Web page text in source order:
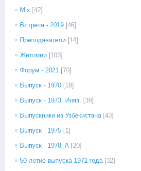
Mix [42]
Встреча - 2019 [46]
Преподаватели [14]
Житомир [103]
Форум - 2021 [70]
Выпуск - 1970 [18]
Выпуск - 1973. Иняз. [39]
Выпускники из Узбекистана [43]
Выпуск - 1975 [1]
Выпуск - 1978_А [20]
50-летие выпуска 1972 года [32]